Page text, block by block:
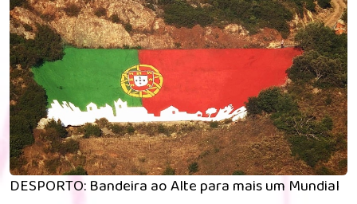
DESPORTO: Bandeira ao Alte para mais um Mundial